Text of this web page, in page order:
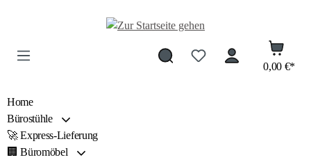
Zum Hauptinhalt springen
0,00 €*
Home
Bürostühle
🚀 Express-Lieferung
🏢 Büromöbel